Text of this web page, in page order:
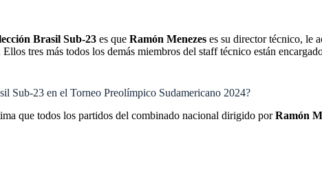
Brasil Sub-23 es que Ramón Menezes es su director técnico, le
tres más todos los demás miembros del staff técnico están
Sub-23 en el Torneo Preolímpico Sudamericano 2024?
que todos los partidos del combinado nacional dirigido porRamón